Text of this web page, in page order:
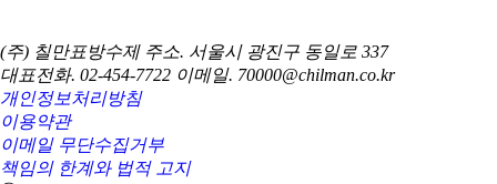
(주) 칠만표방수제 주소. 서울시 광진구 동일로 337
대표전화. 02-454-7722 이메일. 70000@chilman.co.kr
개인정보처리방침
이용약관
이메일 무단수집거부
책임의 한계와 법적 고지